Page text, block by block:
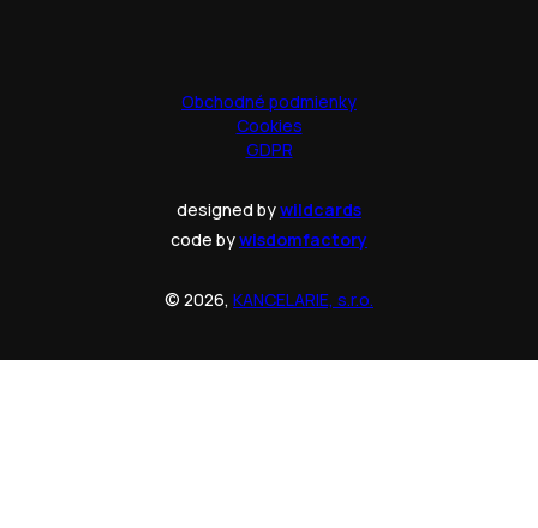
Obchodné podmienky
Cookies
GDPR
designed bywildcards
code bywisdomfactory
© 2026, KANCELARIE, s.r.o.